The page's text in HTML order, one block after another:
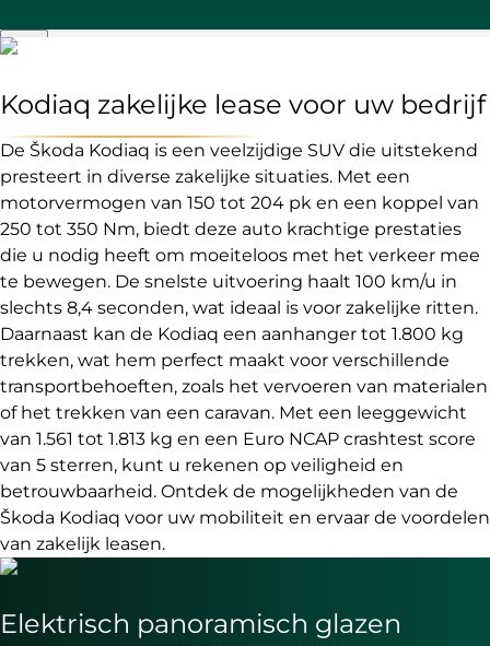
Kodiaq zakelijke lease voor uw bedrijf
De Škoda Kodiaq is een veelzijdige SUV die uitstekend
presteert in diverse zakelijke situaties. Met een
motorvermogen van 150 tot 204 pk en een koppel van
250 tot 350 Nm, biedt deze auto krachtige prestaties
die u nodig heeft om moeiteloos met het verkeer mee
te bewegen. De snelste uitvoering haalt 100 km/u in
slechts 8,4 seconden, wat ideaal is voor zakelijke ritten.
Daarnaast kan de Kodiaq een aanhanger tot 1.800 kg
trekken, wat hem perfect maakt voor verschillende
transportbehoeften, zoals het vervoeren van materialen
of het trekken van een caravan. Met een leeggewicht
van 1.561 tot 1.813 kg en een Euro NCAP crashtest score
van 5 sterren, kunt u rekenen op veiligheid en
betrouwbaarheid. Ontdek de mogelijkheden van de
Škoda Kodiaq voor uw mobiliteit en ervaar de voordelen
van zakelijk leasen.
Elektrisch panoramisch glazen